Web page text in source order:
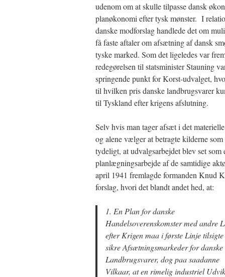
udenom om at skulle tilpasse dansk
planøkonomi efter tysk mønster. I
danske modforslag handlede det om
få faste aftaler om afsætning af dansk
tyske marked. Som det ligeledes var
redegørelsen til statsminister Stauning
springende punkt for Korst-udvalget,
til hvilken pris danske landbrugsvarer
til Tyskland efter krigens afslutning.
Selv hvis man tager afsæt i det
og alene vælger at betragte kilderne
tydeligt, at udvalgsarbejdet blev set som
planlægningsarbejde af de samtidige
april 1941 fremlagde formanden Knud
forslag, hvori det blandt andet hed, at:
1. En Plan for danske
Handelsoverenskomster med andre
efter Krigen maa i første Linje
sikre Afsætningsmarkeder for danske
Landbrugsvarer, dog paa saadanne
Vilkaar, at en rimelig industriel